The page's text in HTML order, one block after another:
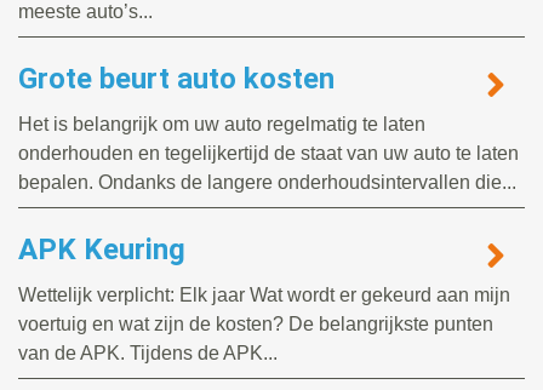
meeste auto’s...
Grote beurt auto kosten
Het is belangrijk om uw auto regelmatig te laten
onderhouden en tegelijkertijd de staat van uw auto te laten
bepalen. Ondanks de langere onderhoudsintervallen die...
APK Keuring
Wettelijk verplicht: Elk jaar Wat wordt er gekeurd aan mijn
voertuig en wat zijn de kosten? De belangrijkste punten
van de APK. Tijdens de APK...